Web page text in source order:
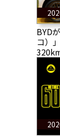
BYD
コ）
コ楽